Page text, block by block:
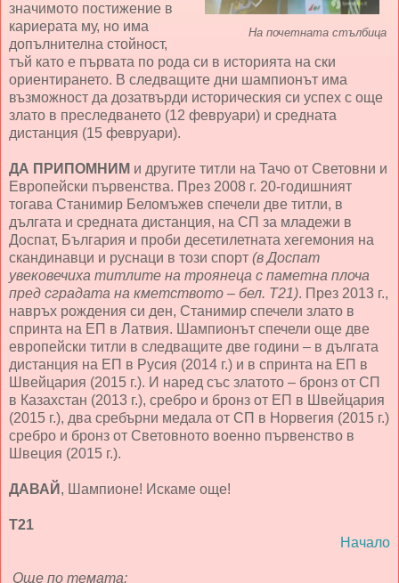
На почетната стълбица
значимото постижение в
кариерата му, но има
допълнителна стойност,
тъй като е първата по рода си в историята на ски
ориентирането. В следващите дни шампионът има
възможност да дозатвърди историческия си успех с още
злато в преследването (12 февруари) и средната
дистанция (15 февруари).
ДА ПРИПОМНИМ и другите титли на Тачо от Световни и
Европейски първенства. През 2008 г. 20-годишният
тогава Станимир Беломъжев спечели две титли, в
дългата и средната дистанция, на СП за младежи в
Доспат, България и проби десетилетната хегемония на
скандинавци и руснаци в този спорт (в Доспат
увековечиха титлите на троянеца с паметна плоча
пред сградата на кметството – бел. Т21). През 2013 г.,
навръх рождения си ден, Станимир спечели злато в
спринта на ЕП в Латвия. Шампионът спечели още две
европейски титли в следващите две години – в дългата
дистанция на ЕП в Русия (2014 г.) и в спринта на ЕП в
Швейцария (2015 г.). И наред със златото – бронз от СП
в Казахстан (2013 г.), сребро и бронз от ЕП в Швейцария
(2015 г.), два сребърни медала от СП в Норвегия (2015 г.)
сребро и бронз от Световното военно първенство в
Швеция (2015 г.).
ДАВАЙ , Шампионе! Искаме още!
Т21
Начало
Още по темата: